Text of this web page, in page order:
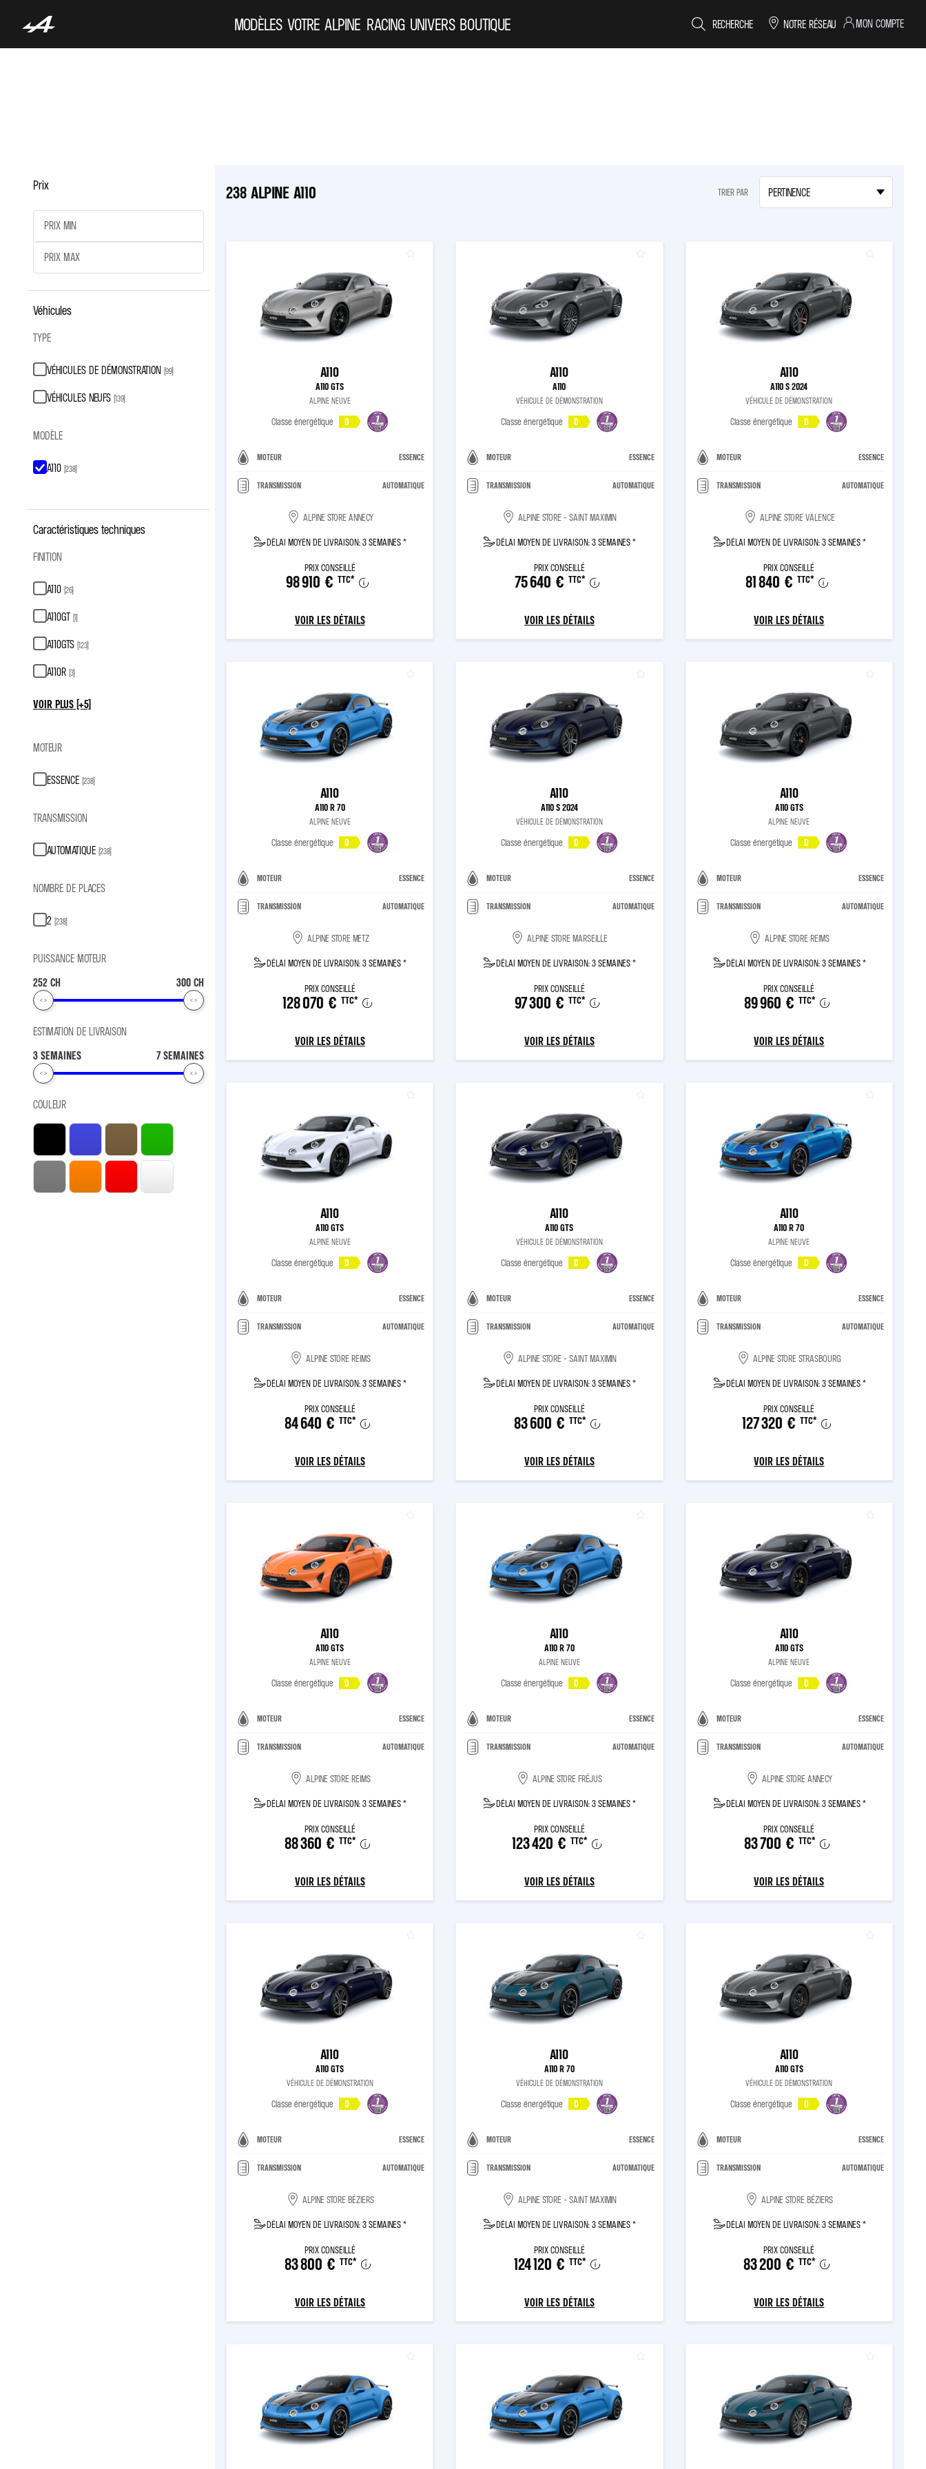
MODÈLES VOTRE ALPINE RACING UNIVERS BOUTIQUE RECHERCHE NOTRE RÉSEAU MON COMPTE
Prix
PRIX MIN
PRIX MAX
Véhicules
TYPE
VÉHICULES DE DÉMONSTRATION (99)
VÉHICULES NEUFS (139)
MODÈLE
A110 (238)
Caractéristiques techniques
FINITION
A110 (26)
A110GT (1)
A110GTS (123)
A110R (3)
VOIR PLUS (+5)
MOTEUR
ESSENCE (238)
TRANSMISSION
AUTOMATIQUE (238)
NOMBRE DE PLACES
2 (238)
PUISSANCE MOTEUR
252 CH
300 CH
ESTIMATION DE LIVRAISON
3 SEMAINES
7 SEMAINES
COULEUR
238 ALPINE A110 TRIER PAR
A110
A110 GTS
ALPINE NEUVE
Classe énergétique D
MOTEUR ESSENCE
TRANSMISSION AUTOMATIQUE
ALPINE STORE ANNECY
DÉLAI MOYEN DE LIVRAISON: 3 SEMAINES *
PRIX CONSEILLÉ
98 910 € TTC*
VOIR LES DÉTAILS
A110
A110
VÉHICULE DE DÉMONSTRATION
Classe énergétique D
MOTEUR ESSENCE
TRANSMISSION AUTOMATIQUE
ALPINE STORE - SAINT MAXIMIN
DÉLAI MOYEN DE LIVRAISON: 3 SEMAINES *
PRIX CONSEILLÉ
75 640 € TTC*
VOIR LES DÉTAILS
A110
A110 S 2024
VÉHICULE DE DÉMONSTRATION
Classe énergétique D
MOTEUR ESSENCE
TRANSMISSION AUTOMATIQUE
ALPINE STORE VALENCE
DÉLAI MOYEN DE LIVRAISON: 3 SEMAINES *
PRIX CONSEILLÉ
81 840 € TTC*
VOIR LES DÉTAILS
A110
A110 R 70
ALPINE NEUVE
Classe énergétique D
MOTEUR ESSENCE
TRANSMISSION AUTOMATIQUE
ALPINE STORE METZ
DÉLAI MOYEN DE LIVRAISON: 3 SEMAINES *
PRIX CONSEILLÉ
128 070 € TTC*
VOIR LES DÉTAILS
A110
A110 S 2024
VÉHICULE DE DÉMONSTRATION
Classe énergétique D
MOTEUR ESSENCE
TRANSMISSION AUTOMATIQUE
ALPINE STORE MARSEILLE
DÉLAI MOYEN DE LIVRAISON: 3 SEMAINES *
PRIX CONSEILLÉ
97 300 € TTC*
VOIR LES DÉTAILS
A110
A110 GTS
ALPINE NEUVE
Classe énergétique D
MOTEUR ESSENCE
TRANSMISSION AUTOMATIQUE
ALPINE STORE REIMS
DÉLAI MOYEN DE LIVRAISON: 3 SEMAINES *
PRIX CONSEILLÉ
89 960 € TTC*
VOIR LES DÉTAILS
A110
A110 GTS
ALPINE NEUVE
Classe énergétique D
MOTEUR ESSENCE
TRANSMISSION AUTOMATIQUE
ALPINE STORE REIMS
DÉLAI MOYEN DE LIVRAISON: 3 SEMAINES *
PRIX CONSEILLÉ
84 640 € TTC*
VOIR LES DÉTAILS
A110
A110 GTS
VÉHICULE DE DÉMONSTRATION
Classe énergétique D
MOTEUR ESSENCE
TRANSMISSION AUTOMATIQUE
ALPINE STORE - SAINT MAXIMIN
DÉLAI MOYEN DE LIVRAISON: 3 SEMAINES *
PRIX CONSEILLÉ
83 600 € TTC*
VOIR LES DÉTAILS
A110
A110 R 70
ALPINE NEUVE
Classe énergétique D
MOTEUR ESSENCE
TRANSMISSION AUTOMATIQUE
ALPINE STORE STRASBOURG
DÉLAI MOYEN DE LIVRAISON: 3 SEMAINES *
PRIX CONSEILLÉ
127 320 € TTC*
VOIR LES DÉTAILS
A110
A110 GTS
ALPINE NEUVE
Classe énergétique D
MOTEUR ESSENCE
TRANSMISSION AUTOMATIQUE
ALPINE STORE REIMS
DÉLAI MOYEN DE LIVRAISON: 3 SEMAINES *
PRIX CONSEILLÉ
88 360 € TTC*
VOIR LES DÉTAILS
A110
A110 R 70
ALPINE NEUVE
Classe énergétique D
MOTEUR ESSENCE
TRANSMISSION AUTOMATIQUE
ALPINE STORE FRÉJUS
DÉLAI MOYEN DE LIVRAISON: 3 SEMAINES *
PRIX CONSEILLÉ
123 420 € TTC*
VOIR LES DÉTAILS
A110
A110 GTS
ALPINE NEUVE
Classe énergétique D
MOTEUR ESSENCE
TRANSMISSION AUTOMATIQUE
ALPINE STORE ANNECY
DÉLAI MOYEN DE LIVRAISON: 3 SEMAINES *
PRIX CONSEILLÉ
83 700 € TTC*
VOIR LES DÉTAILS
A110
A110 GTS
VÉHICULE DE DÉMONSTRATION
Classe énergétique D
MOTEUR ESSENCE
TRANSMISSION AUTOMATIQUE
ALPINE STORE BÉZIERS
DÉLAI MOYEN DE LIVRAISON: 3 SEMAINES *
PRIX CONSEILLÉ
83 800 € TTC*
VOIR LES DÉTAILS
A110
A110 R 70
VÉHICULE DE DÉMONSTRATION
Classe énergétique D
MOTEUR ESSENCE
TRANSMISSION AUTOMATIQUE
ALPINE STORE - SAINT MAXIMIN
DÉLAI MOYEN DE LIVRAISON: 3 SEMAINES *
PRIX CONSEILLÉ
124 120 € TTC*
VOIR LES DÉTAILS
A110
A110 GTS
VÉHICULE DE DÉMONSTRATION
Classe énergétique D
MOTEUR ESSENCE
TRANSMISSION AUTOMATIQUE
ALPINE STORE BÉZIERS
DÉLAI MOYEN DE LIVRAISON: 3 SEMAINES *
PRIX CONSEILLÉ
83 200 € TTC*
VOIR LES DÉTAILS